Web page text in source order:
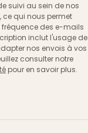
suivi au sein de nos
ce qui nous permet
des e-mails
inclut l'usage de
nos envois à vos
consulter notre
pour en savoir plus.